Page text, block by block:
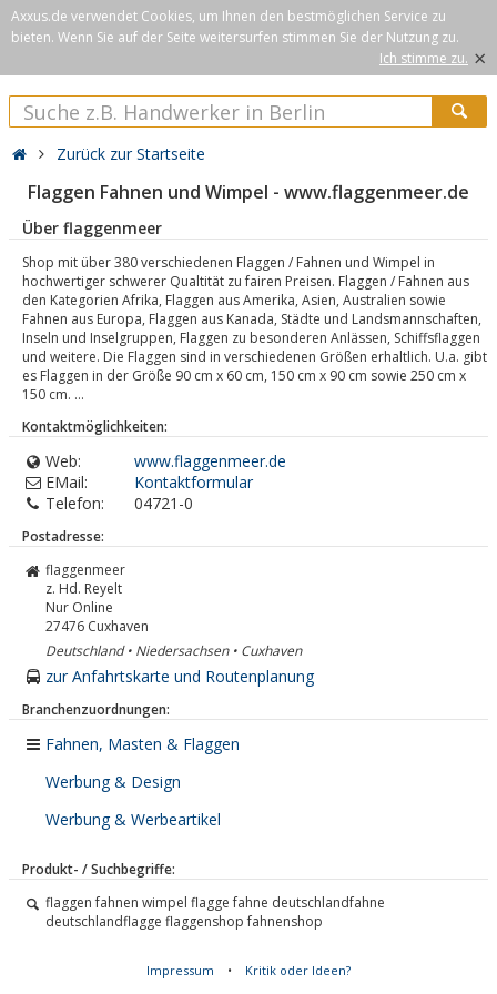
Axxus.de verwendet Cookies, um Ihnen den bestmöglichen Service zu
bieten. Wenn Sie auf der Seite weitersurfen stimmen Sie der Nutzung zu.
Ich stimme zu. ×
Zurück zur Startseite
Flaggen Fahnen und Wimpel - www.flaggenmeer.de
Über flaggenmeer
Shop mit über 380 verschiedenen Flaggen / Fahnen und Wimpel in
hochwertiger schwerer Qualtität zu fairen Preisen. Flaggen / Fahnen aus
den Kategorien Afrika, Flaggen aus Amerika, Asien, Australien sowie
Fahnen aus Europa, Flaggen aus Kanada, Städte und Landsmannschaften,
Inseln und Inselgruppen, Flaggen zu besonderen Anlässen, Schiffsflaggen
und weitere. Die Flaggen sind in verschiedenen Größen erhaltlich. U.a. gibt
es Flaggen in der Größe 90 cm x 60 cm, 150 cm x 90 cm sowie 250 cm x
150 cm. ...
Kontaktmöglichkeiten:
Web:
www.flaggenmeer.de
EMail:
Kontaktformular
Telefon:
04721-0
Postadresse:
flaggenmeer
z. Hd. Reyelt
Nur Online
27476 Cuxhaven
Deutschland • Niedersachsen • Cuxhaven
zur Anfahrtskarte und Routenplanung
Branchenzuordnungen:
Fahnen, Masten & Flaggen
Werbung & Design
Werbung & Werbeartikel
Produkt- / Suchbegriffe:
flaggen fahnen wimpel flagge fahne deutschlandfahne
deutschlandflagge flaggenshop fahnenshop
Impressum • Kritik oder Ideen?